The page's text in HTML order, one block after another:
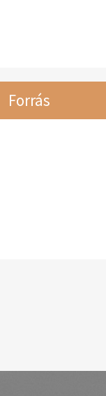
Forrás